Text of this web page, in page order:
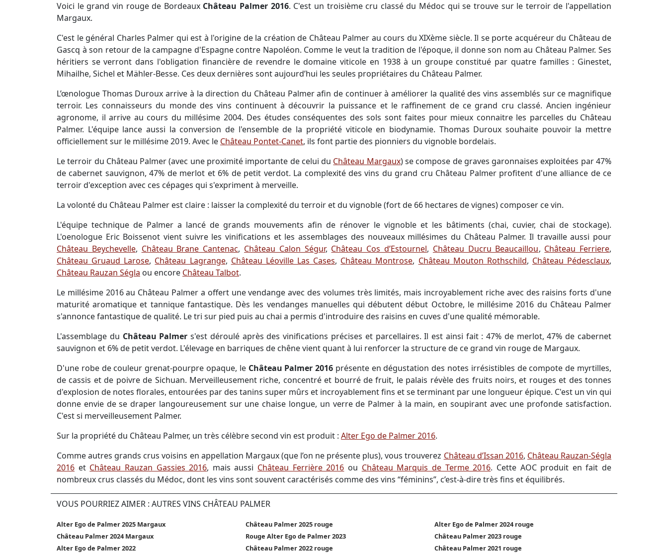
Voici le grand vin rouge de Bordeaux Château Palmer 2016. C'est un troisième cru classé du Médoc qui se trouve sur le terroir de l'appellation
Margaux.
C'est le général Charles Palmer qui est à l'origine de la création de Château Palmer au cours du XIXème siècle. Il se porte acquéreur du Château de
Gascq à son retour de la campagne d'Espagne contre Napoléon. Comme le veut la tradition de l'époque, il donne son nom au Château Palmer. Ses
héritiers se verront dans l'obligation financière de revendre le domaine viticole en 1938 à un groupe constitué par quatre familles : Ginestet,
Mihailhe, Sichel et Mähler-Besse. Ces deux dernières sont aujourd’hui les seules propriétaires du Château Palmer.
L’œnologue Thomas Duroux arrive à la direction du Château Palmer afin de continuer à améliorer la qualité des vins assemblés sur ce magnifique
terroir. Les connaisseurs du monde des vins continuent à découvrir la puissance et le raffinement de ce grand cru classé. Ancien ingénieur
agronome, il arrive au cours du millésime 2004. Des études conséquentes des sols sont faites pour mieux connaitre les parcelles du Château
Palmer. L'équipe lance aussi la conversion de l'ensemble de la propriété viticole en biodynamie. Thomas Duroux souhaite pouvoir la mettre
officiellement sur le millésime 2019. Avec le Château Pontet-Canet, ils font partie des pionniers du vignoble bordelais.
Le terroir du Château Palmer (avec une proximité importante de celui du Château Margaux) se compose de graves garonnaises exploitées par 47%
de cabernet sauvignon, 47% de merlot et 6% de petit verdot. La complexité des vins du grand cru Château Palmer profitent d'une alliance de ce
terroir d'exception avec ces cépages qui s'expriment à merveille.
La volonté du Château Palmer est claire : laisser la complexité du terroir et du vignoble (fort de 66 hectares de vignes) composer ce vin.
L'équipe technique de Palmer a lancé de grands mouvements afin de rénover le vignoble et les bâtiments (chai, cuvier, chai de stockage).
L'oenologue Eric Boissenot vient suivre les vinifications et les assemblages des nouveaux millésimes du Château Palmer. Il travaille aussi pour
Château Beychevelle, Château Brane Cantenac, Château Calon Ségur, Château Cos d’Estournel, Château Ducru Beaucaillou, Château Ferriere,
Château Gruaud Larose, Château Lagrange, Château Léoville Las Cases, Château Montrose, Château Mouton Rothschild, Château Pédesclaux,
Château Rauzan Ségla ou encore Château Talbot.
Le millésime 2016 au Château Palmer a offert une vendange avec des volumes très limités, mais incroyablement riche avec des raisins forts d'une
maturité aromatique et tannique fantastique. Dès les vendanges manuelles qui débutent début Octobre, le millésime 2016 du Château Palmer
s'annonce fantastique de qualité. Le tri sur pied puis au chai a permis d'introduire des raisins en cuves d'une qualité mémorable.
L'assemblage du Château Palmer s'est déroulé après des vinifications précises et parcellaires. Il est ainsi fait : 47% de merlot, 47% de cabernet
sauvignon et 6% de petit verdot. L'élevage en barriques de chêne vient quant à lui renforcer la structure de ce grand vin rouge de Margaux.
D'une robe de couleur grenat-pourpre opaque, le Château Palmer 2016 présente en dégustation des notes irrésistibles de compote de myrtilles,
de cassis et de poivre de Sichuan. Merveilleusement riche, concentré et bourré de fruit, le palais révèle des fruits noirs, et rouges et des tonnes
d'explosion de notes florales, entourées par des tanins super mûrs et incroyablement fins et se terminant par une longueur épique. C'est un vin qui
donne envie de se draper langoureusement sur une chaise longue, un verre de Palmer à la main, en soupirant avec une profonde satisfaction.
C'est si merveilleusement Palmer.
Sur la propriété du Château Palmer, un très célèbre second vin est produit : Alter Ego de Palmer 2016.
Comme autres grands crus voisins en appellation Margaux (que l’on ne présente plus), vous trouverez Château d’Issan 2016, Château Rauzan-Ségla
2016 et Château Rauzan Gassies 2016, mais aussi Château Ferrière 2016 ou Château Marquis de Terme 2016. Cette AOC produit en fait de
nombreux crus classés du Médoc, dont les vins sont souvent caractérisés comme des vins “féminins”, c’est-à-dire très fins et équilibrés.
VOUS POURRIEZ AIMER : AUTRES VINS CHÂTEAU PALMER
Alter Ego de Palmer 2025 Margaux Château Palmer 2025 rouge
Alter Ego de Palmer 2024 rouge
Château Palmer 2024 Margaux
Rouge Alter Ego de Palmer 2023
Château Palmer 2023 rouge
Alter Ego de Palmer 2022
Château Palmer 2022 rouge
Château Palmer 2021 rouge